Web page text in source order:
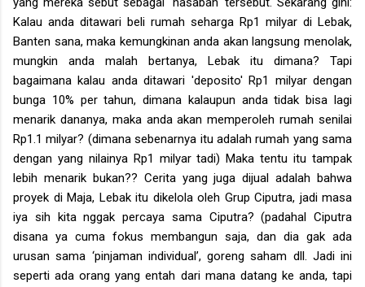
Kalau anda ditawari beli rumah seharga Rp1 milyar di Lebak,
Banten sana, maka kemungkinan anda akan langsung menolak,
mungkin anda malah bertanya, Lebak itu dimana? Tapi
bagaimana kalau anda ditawari 'deposito' Rp1 milyar dengan
bunga 10% per tahun, dimana kalaupun anda tidak bisa lagi
menarik dananya, maka anda akan memperoleh rumah senilai
Rp1.1 milyar? (dimana sebenarnya itu adalah rumah yang sama
dengan yang nilainya Rp1 milyar tadi) Maka tentu itu tampak
lebih menarik bukan?? Cerita yang juga dijual adalah bahwa
proyek di Maja, Lebak itu dikelola oleh Grup Ciputra, jadi masa
iya sih kita nggak percaya sama Ciputra? (padahal Ciputra
disana ya cuma fokus membangun saja, dan dia gak ada
urusan sama ‘pinjaman individual’, goreng saham dll. Jadi ini
seperti ada orang yang entah dari mana datang ke anda, tapi